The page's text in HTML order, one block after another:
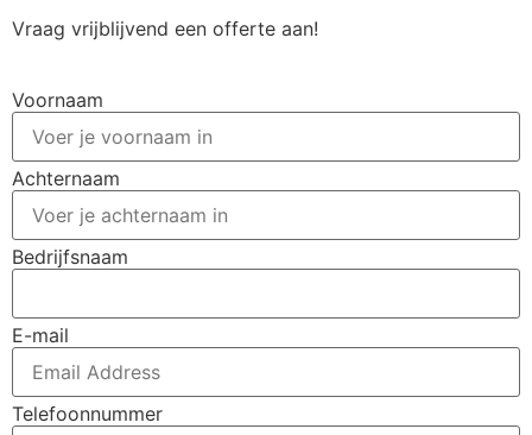
Vraag vrijblijvend een offerte aan!
Voornaam
Achternaam
Bedrijfsnaam
E-mail
Telefoonnummer